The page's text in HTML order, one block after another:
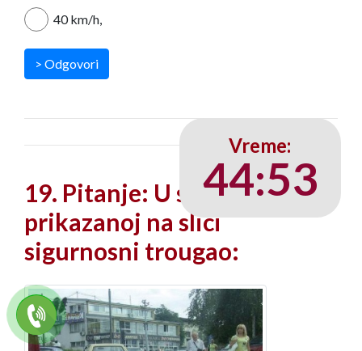
40 km/h,
> Odgovori
19. Pitanje: U situaciji
prikazanoj na slici
sigurnosni trougao:
Vreme:
44:52